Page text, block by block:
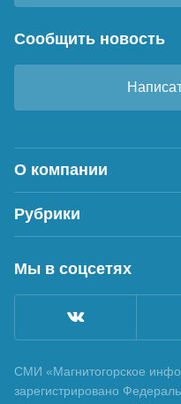
Сообщить новость
О компании
Рубрики
Мы в соцсетях
СМИ «Магнитогорское
зарегистрировано